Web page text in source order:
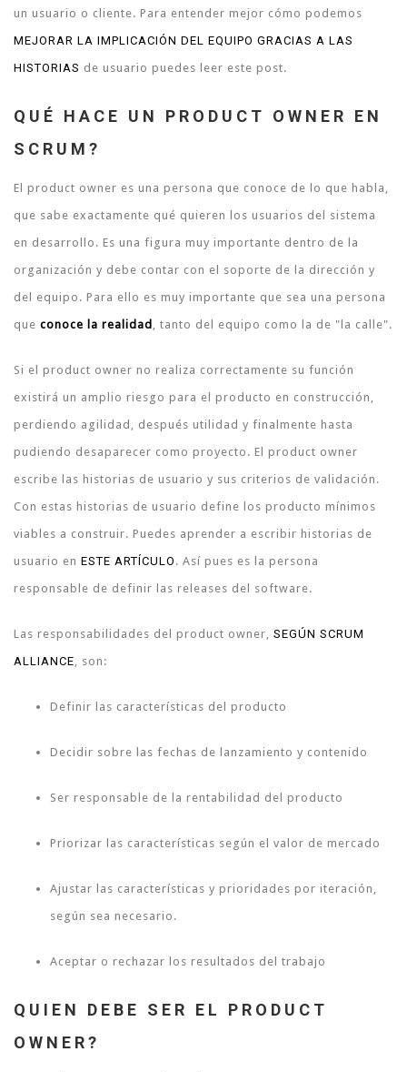
un usuario o cliente. Para entender mejor cómo podemos
MEJORAR LA IMPLICACIÓN DEL EQUIPO GRACIAS A LAS
HISTORIAS de usuario puedes leer este post.
QUÉ HACE UN PRODUCT OWNER EN
SCRUM?
El product owner es una persona que conoce de lo que habla,
que sabe exactamente qué quieren los usuarios del sistema
en desarrollo. Es una figura muy importante dentro de la
organización y debe contar con el soporte de la dirección y
del equipo. Para ello es muy importante que sea una persona
que conoce la realidad , tanto del equipo como la de "la calle".
Si el product owner no realiza correctamente su función
existirá un amplio riesgo para el producto en construcción,
perdiendo agilidad, después utilidad y finalmente hasta
pudiendo desaparecer como proyecto. El product owner
escribe las historias de usuario y sus criterios de validación.
Con estas historias de usuario define los producto mínimos
viables a construir. Puedes aprender a escribir historias de
usuario en ESTE ARTÍCULO . Así pues es la persona
responsable de definir las releases del software.
Las responsabilidades del product owner, SEGÚN SCRUM
ALLIANCE , son:
Definir las características del producto
Decidir sobre las fechas de lanzamiento y contenido
Ser responsable de la rentabilidad del producto
Priorizar las características según el valor de mercado
Ajustar las características y prioridades por iteración,
según sea necesario.
Aceptar o rechazar los resultados del trabajo
QUIEN DEBE SER EL PRODUCT
OWNER?